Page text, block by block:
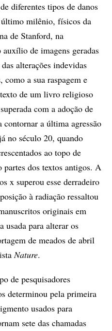
diferentes tipos de danos
milênio, físicos da
de Stanford, na
de imagens geradas
alterações indevidas
como a sua raspagem e
de um livro religioso
com a adoção de
a última agressão
no século 20, quando
ao topo de
partes dos textos antigos. A
x superou esse derradeiro
à radiação ressaltou
originais em
usada para alterar os
de meados de abril
Nature.
de pesquisadores
determinou pela primeira
usados para
sete das chamadas